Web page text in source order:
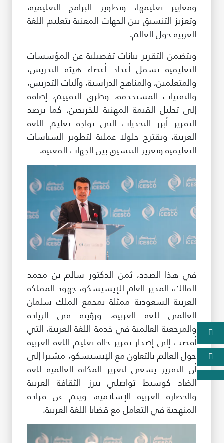
ومعايير تعليمها، وتطوير البرامج التعليمية،
وتعزيز التنسيق بين الجهات المعنية بتعليم اللغة
العربية حول العالم.
ويتضمن التقرير بيانات تفصيلية عن المؤسسات
التعليمية تشمل أعداد أعضاء هيئة التدريس،
والمتعلمين، والمناهج الدراسية، وآليات التدريس،
والتقنيات المستخدمة، وطرق التقييم، إضافة
إلى تحليل القيمة المهنية للخريجين. كما يرصد
التقرير أبرز التحديات التي تواجه تعليم اللغة
العربية، ويقترح حلولا عملية لتطوير السياسات
التعليمية وتعزيز التنسيق بين الجهات المعنية.
في هذا الصدد، ثمن الدكتور سالم بن محمد
المالك، المدير العام للإيسيسكو، جهود المملكة
العربية السعودية ممثلة بمجمع الملك سلمان
العالمي للغة العربية، ورؤيته في الريادة
والمرجعية العالمية في خدمة اللغة العربية، التي
أفضت إلى إصدار تقرير حالة تعليم اللغة العربية
حول العالم بالتعاون مع الإيسيسكو، مشيرا إلى
أن التقرير يسعى لتعزيز المكانة العالمية للغة
الضاد كوسيط تواصلي يبرز الثقافة العربية
والحضارة العربية الإسلامية، وينم عن فرادة
المنهجية في التعامل مع قضايا اللغة العربية.